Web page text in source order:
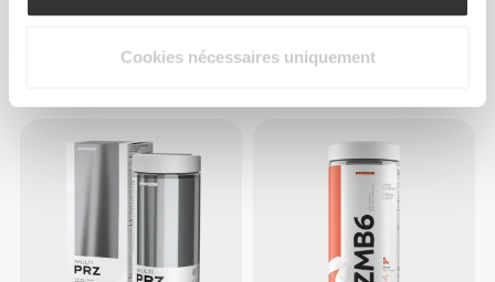
Cookies nécessaires uniquement
$63.61